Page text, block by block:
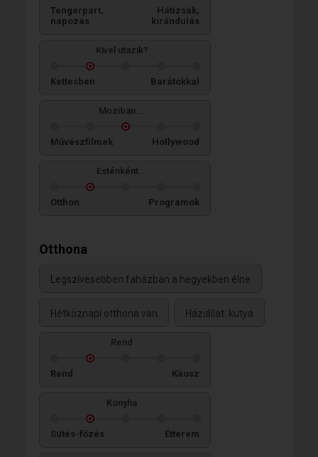
Tengerpart,
napozás
Hátizsák,
kirándulás
Kivel utazik?
Kettesben Barátokkal
Moziban...
Művészfilmek Hollywood
Esténként...
Otthon Programok
Otthona
Legszívesebben faházban a hegyekben élne
Hétköznapi otthona van Háziállat: kutya
Rend
Rend Káosz
Konyha
Sütés-főzés Étterem